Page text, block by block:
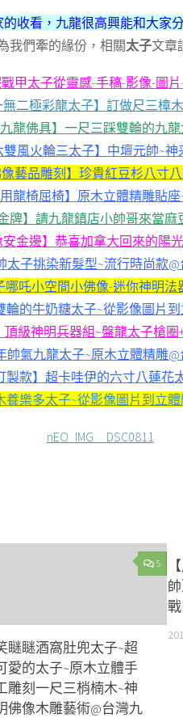
收看， 九龍很高興能和大家
我們牽的緣份，相關太子文章
甲太子從靈感-手稿-影像-圖片
無二極彩龍太子】訂做尺三樟
九龍佛具】一尺三踩雙輪的九
雙風火輪三太子】中壇元帥~
像藝品雕刻】珍貴紅豆杉八寸
用龍椅屈椅】原木立體精雕貼
牌】請九龍鎮店小帥哥來當
安金邊】恭喜加拿大回來的陽
太子挑染新髮型~流行時尚款
哪吒小空間小佛像-迷你神明法
輪的牛奶糖太子~從影像圖片
頂級神明兵器組~盤龍太子槍
帥氣九龍太子~原木立體精雕
製款】超卡哇伊的六寸八蓮花
養樂多太子~從影像圖片到立
5
瞇瞇酒窩肚兜太子~超
愛的太子~原木立體手
雕刻一尺三梢楠木~神
佛像木雕藝術@台灣九